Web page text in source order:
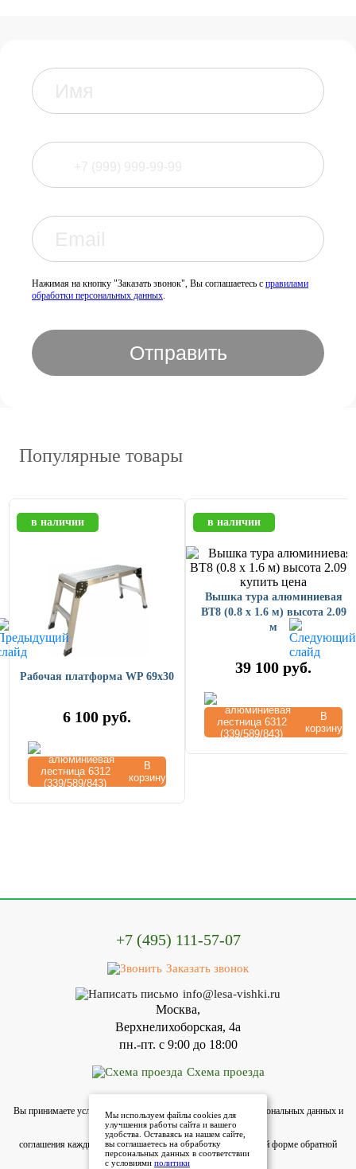
Нажимая на кнопку "Заказать звонок", Вы соглашаетесь с правилами
обработки персональных данных.
Отправить
Популярные товары
в наличии
Рабочая платформа WP 69x30
6 100руб.
В
корзину
в наличии
Вышка тура алюминиевая
ВТ8 (0.8 х 1.6 м) высота 2.09
м
39 100руб.
В
корзину
+7 (495) 111-57-07
Заказать звонок
info@lesa-vishki.ru
Москва,
Верхнелихоборская, 4а
пн.-пт. с 9:00 до 18:00
Схема проезда
Вы принимаете условия политики в отношении обработки персональных данных и
пользовательского
соглашения каждый раз, когда оставляете своиданные в любой форме обратной
связи на сайте lesa-vishki.ru
Мы используем файлы cookies для
улучшения работы сайта и вашего
удобства. Оставаясь на нашем сайте,
вы соглашаетесь на обработку
персональных данных в соответствии
с условиями политики